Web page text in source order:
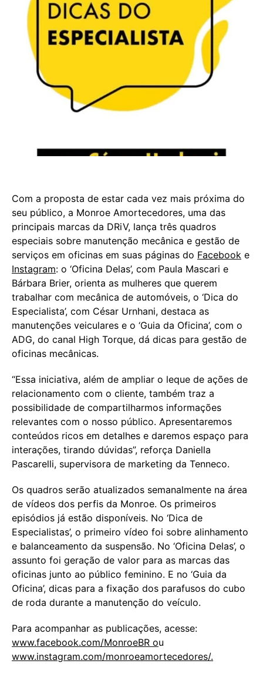
Com a proposta de estar cada vez mais próxima do
seu público, a Monroe Amortecedores, uma das
principais marcas da DRiV, lança três quadros
especiais sobre manutenção mecânica e gestão de
serviços em oficinas em suas páginas do Facebook e
Instagram: o ‘Oficina Delas’, com Paula Mascari e
Bárbara Brier, orienta as mulheres que querem
trabalhar com mecânica de automóveis, o ‘Dica do
Especialista’, com César Urnhani, destaca as
manutenções veiculares e o ‘Guia da Oficina’, com o
ADG, do canal High Torque, dá dicas para gestão de
oficinas mecânicas.
“Essa iniciativa, além de ampliar o leque de ações de
relacionamento com o cliente, também traz a
possibilidade de compartilharmos informações
relevantes com o nosso público. Apresentaremos
conteúdos ricos em detalhes e daremos espaço para
interações, tirando dúvidas”, reforça Daniella
Pascarelli, supervisora de marketing da Tenneco.
Os quadros serão atualizados semanalmente na área
de vídeos dos perfis da Monroe. Os primeiros
episódios já estão disponíveis. No ‘Dica de
Especialistas’, o primeiro vídeo foi sobre alinhamento
e balanceamento da suspensão. No ‘Oficina Delas’, o
assunto foi geração de valor para as marcas das
oficinas junto ao público feminino. E no ‘Guia da
Oficina’, dicas para a fixação dos parafusos do cubo
de roda durante a manutenção do veículo.
Para acompanhar as publicações, acesse:
www.facebook.com/MonroeBR ou
www.instagram.com/monroeamortecedores/.